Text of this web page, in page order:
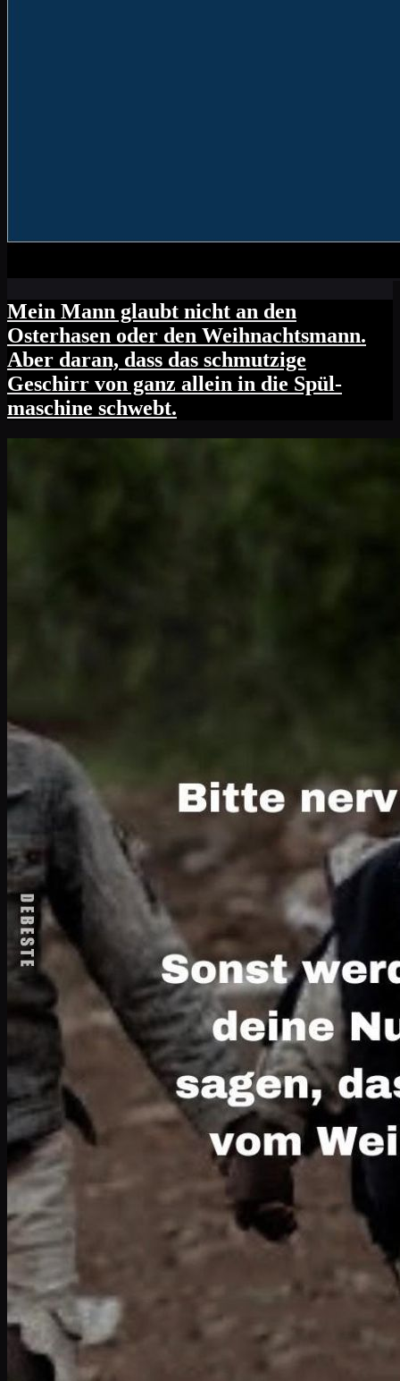
Mein Mann glaubt nicht an den
Osterhasen oder den Weihnachtsmann.
Aber daran, dass das schmutzige
Geschirr von ganz allein in die Spül-
maschine schwebt.